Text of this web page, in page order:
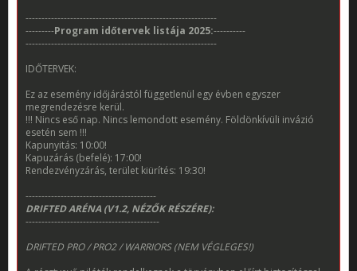
------------------------------------------------------------
---------Program időtervek listája 2025:----------
------------------------------------------------------------
IDŐTERVEK:
Ez az esemény időjárástól függetlenül egy évben egyszer
megrendezésre kerül.
!!! Nincs eső nap. Nincs lemondott esemény. Földönkívüli invázió
esetén sem !!!
Kapunyitás: 10:00!
Kapuzárás (befelé): 17:00!
Rendezvényzárás, terület kiürítés: 19:30!
-----------------------------------------
DRIFTED ARÉNA (V1.2, NÉZŐK RÉSZÉRE):
------------------------------------------
DRIFTED PRO / PRO2 / WARRIORS (NEM VÉGLEGES!)